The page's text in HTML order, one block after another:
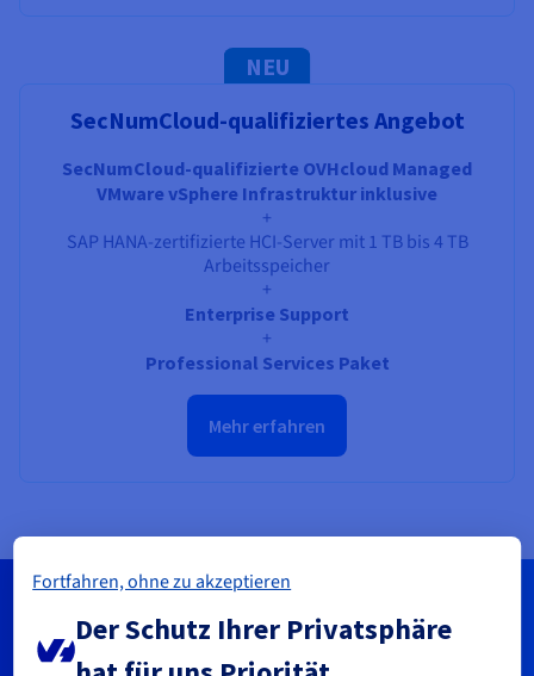
NEU
SecNumCloud-qualifiziertes Angebot
SecNumCloud-qualifizierte OVHcloud Managed
VMware vSphere Infrastruktur inklusive
+
SAP HANA-zertifizierte HCI-Server mit 1 TB bis 4 TB
Arbeitsspeicher
+
Enterprise Support
+
Professional Services Paket
Mehr erfahren
S/4HANA on OVHcloud
Fortfahren, ohne zu akzeptieren
Der Schutz Ihrer Privatsphäre